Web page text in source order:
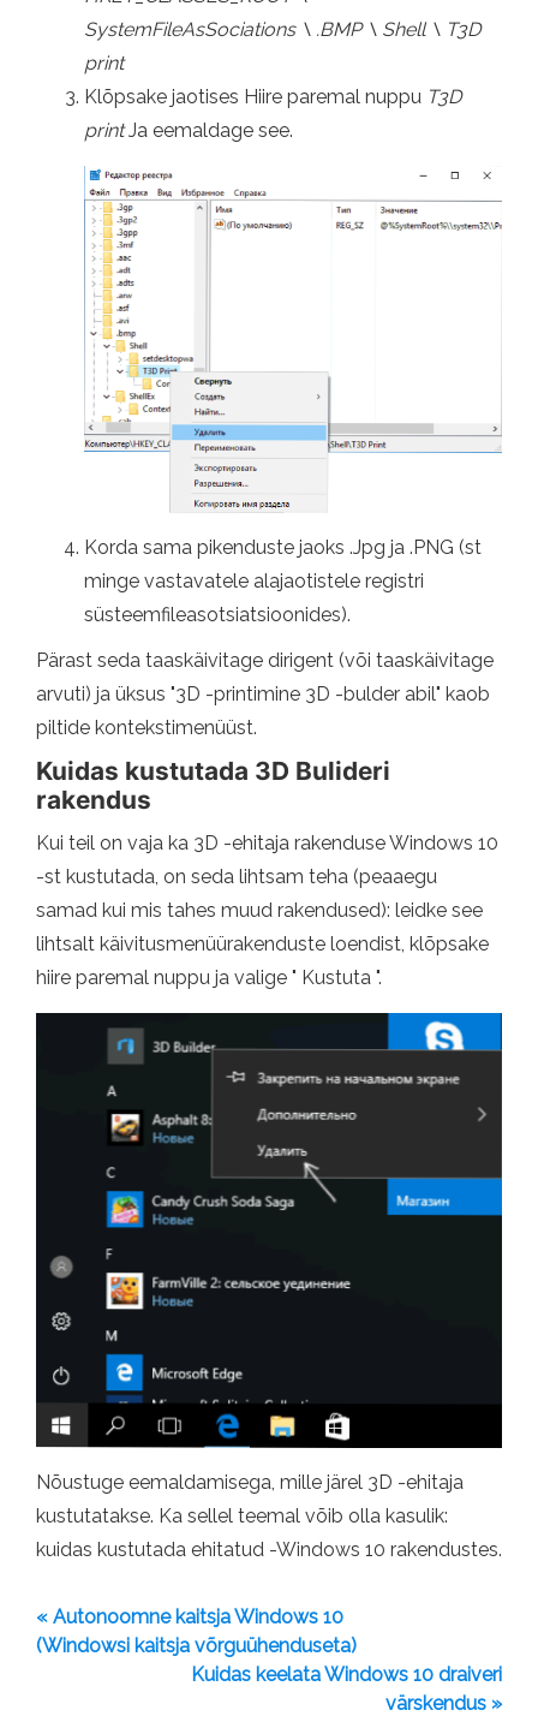
SystemFileAsSociations \ .BMP \ Shell \ T3D
print
Klõpsake jaotises Hiire paremal nuppu T3D
printJa eemaldage see.
Korda sama pikenduste jaoks .Jpg ja .PNG (st
minge vastavatele alajaotistele registri
süsteemfileasotsiatsioonides).
Pärast seda taaskäivitage dirigent (või taaskäivitage
arvuti) ja üksus "3D -printimine 3D -bulder abil" kaob
piltide kontekstimenüüst.
Kuidas kustutada 3D Bulideri
rakendus
Kui teil on vaja ka 3D -ehitaja rakenduse Windows 10
-st kustutada, on seda lihtsam teha (peaaegu
samad kui mis tahes muud rakendused): leidke see
lihtsalt käivitusmenüürakenduste loendist, klõpsake
hiire paremal nuppu ja valige " Kustuta ".
Nõustuge eemaldamisega, mille järel 3D -ehitaja
kustutatakse. Ka sellel teemal võib olla kasulik:
kuidas kustutada ehitatud -Windows 10 rakendustes.
« Autonoomne kaitsja Windows 10
(Windowsi kaitsja võrguühenduseta)
Kuidas keelata Windows 10 draiveri
värskendus »